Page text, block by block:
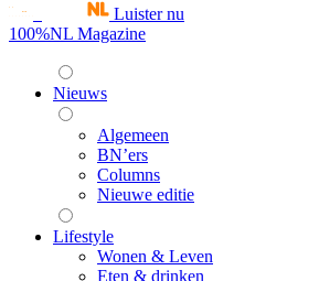
Luister nu
100%NL Magazine
Nieuws
Algemeen
BN’ers
Columns
Nieuwe editie
Lifestyle
Wonen & Leven
Eten & drinken